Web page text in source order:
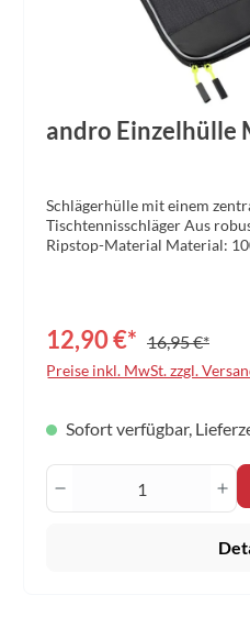
andro Einzelhülle
Schlägerhülle mit einem
Tischtennisschläger Aus
Ripstop-Material Material: 100% Polyester Größe: 30 x 21
12,90 €* 16,95 €*
Preise inkl. MwSt. zzgl.
Sofort verfügbar,
Produkt Anzahl: